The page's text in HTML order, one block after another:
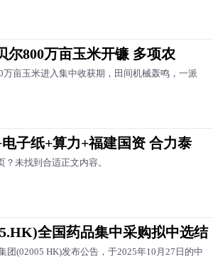
尔800万亩玉米开镰 多项农
万亩玉米进入集中收获期，田间机械轰鸣，一派
子纸+算力+福建国资 合力泰
未找到合适正文内容。
全国药品集中采购拟中选结
团(02005 HK)发布公告，于2025年10月27日的中